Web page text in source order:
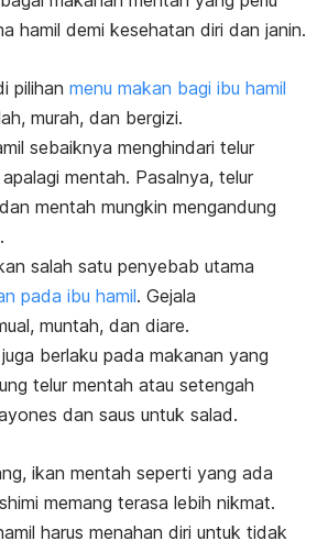
hamil demi kesehatan diri dan janin.
pilihan menu makan bagi ibu hamil
murah, dan bergizi.
sebaiknya menghindari telur
mentah. Pasalnya, telur
mentah mungkin mengandung
.
salah satu penyebab utama
pada ibu hamil. Gejala
muntah, dan diare.
berlaku pada makanan yang
telur mentah atau setengah
dan saus untuk salad.
ikan mentah seperti yang ada
memang terasa lebih nikmat.
harus menahan diri untuk tidak